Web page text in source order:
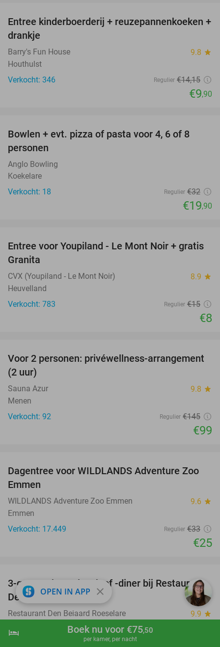
shopping_cart Boek nu
hotel Boek nu voor €75,50
per kamer, per nacht
30%
Entree kinderboerderij + reuzepannenkoeken +
drankje
Barry's Fun House 9.8 star
Houthulst
Verkocht: 346
Regulier €14,15
€9,90
Bowlen + evt. pizza of pasta voor 4, 6 of 8
personen
Anglo Bowling
Koekelare
Verkocht: 18
Regulier €32
€19,90
47%
Entree voor Youpiland - Le Mont Noir + gratis
Granita
CVX (Youpiland - Le Mont Noir) 8.9 star
Heuvelland
Verkocht: 783
Regulier €15
€8
32%
Voor 2 personen: privéwellness-arrangement
(2 uur)
Sauna Azur 9.8 star
Menen
Verkocht: 92
Regulier €145
€99
24%
Dagentree voor WILDLANDS Adventure Zoo
Emmen
WILDLANDS Adventure Zoo Emmen 9.6 star
Emmen
Verkocht: 17.449
Regulier €33
€25
43%
3-gangen keuzelunch of -diner bij Restaurant
Den Beiaard
Restaurant Den Beiaard Roeselare 9.9 star
OPEN IN APP close